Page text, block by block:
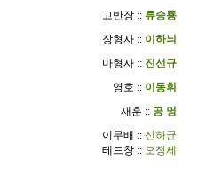
고반장 :: 류승룡
장형사 :: 이하늬
마형사 :: 진선규
영호 :: 이동휘
재훈 :: 공 명
이무배 :: 신하균
테드창 :: 오정세